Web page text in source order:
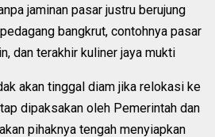
jaminan pasar justru berujung
bangkrut, contohnya pasar
dan terakhir kuliner jaya mukti
akan tinggal diam jika relokasi ke
dipaksakan oleh Pemerintah dan
pihaknya tengah menyiapkan